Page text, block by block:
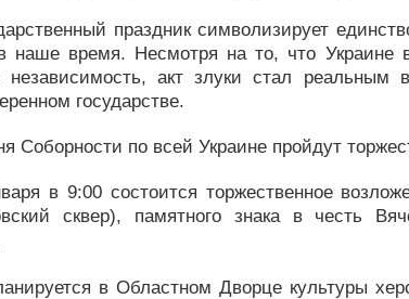
праздник символизирует
наше время. Несмотря на то, что
независимость, акт злуки стал
государстве.
Соборности по всей Украине пройдут
в 9:00 состоится торжественное
сквер), памятного знака в честь
в Областном Дворце культуры